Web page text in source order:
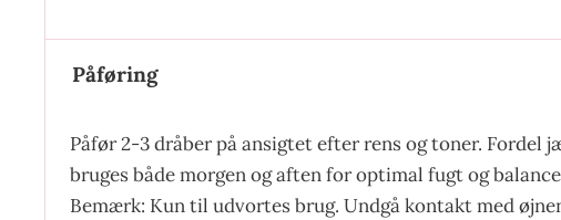
Påføring
Påfør 2-3 dråber på ansigtet efter rens og toner.
bruges både morgen og aften for optimal fugt og
Bemærk: Kun til udvortes brug. Undgå kontakt med